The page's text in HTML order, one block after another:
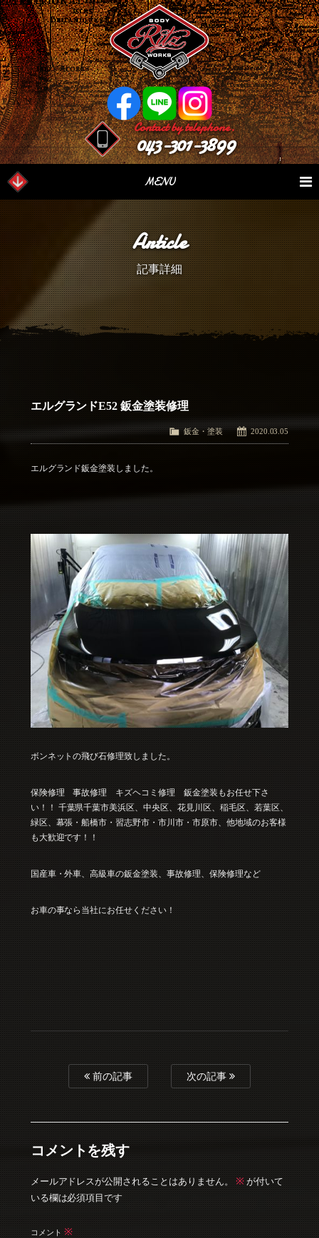
Contact by telephone.
043-301-3899
MENU
Our Serivce
業務内容 Stock List
在庫車情報
Parts Sales
パーツ情報 Case Study
作業日誌
Blog
つぶやき Factory
会社概要
Article
記事詳細
エルグランドE52 鈑金塗装修理
2020.03.05
鈑金・塗装
エルグランド鈑金塗装しました。
ボンネットの飛び石修理致しました。
保険修理 事故修理 キズヘコミ修理 鈑金塗装もお任せ下さ
い！！ 千葉県千葉市美浜区、中央区、花見川区、稲毛区、若葉区、
緑区、幕張・船橋市・習志野市・市川市・市原市、他地域のお客様
も大歓迎です！！
国産車・外車、高級車の鈑金塗装、事故修理、保険修理など
お車の事なら当社にお任せください！
前の記事 次の記事
コメントを残す
メールアドレスが公開されることはありません。 ※ が付いて
いる欄は必須項目です
コメント ※